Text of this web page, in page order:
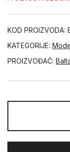
KOD PROIZVODA:
KATEGORIJE:
PROIZVOĐAČ: